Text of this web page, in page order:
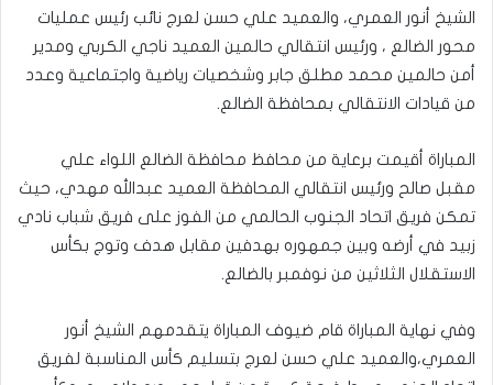
الشيخ أنور العمري، والعميد علي حسن لعرج نائب رئيس عمليات
محور الضالع ، ورئيس انتقالي حالمين العميد ناجي الكربي ومدير
أمن حالمين محمد مطلق جابر وشخصيات رياضية واجتماعية وعدد
من قيادات الانتقالي بمحافظة الضالع.
المباراة أقيمت برعاية من محافظ محافظة الضالع اللواء علي
مقبل صالح ورئيس انتقالي المحافظة العميد عبدالله مهدي، حيث
تمكن فريق اتحاد الجنوب الحالمي من الفوز على فريق شباب نادي
زبيد في أرضه وبين جمهوره بهدفين مقابل هدف وتوج بكأس
الاستقلال الثلاثين من نوفمبر بالضالع.
وفي نهاية المباراة قام ضيوف المباراة يتقدمهم الشيخ أنور
العمري،والعميد علي حسن لعرج بتسليم كأس المناسبة لفريق